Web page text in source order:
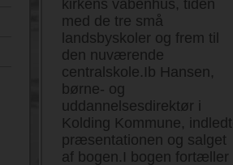
kirkens våbenhus, tiden
med de tre små
landsbyskoler og frem til
den nuværende
centralskole.Ib Hansen,
børne- og
uddannelsesdirektør i
Kolding Kommune,
præsentationen og salget
af bogen.I bogen fortæller